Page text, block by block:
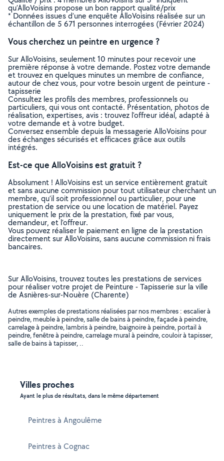
qu’AlloVoisins propose un bon rapport qualité/prix
* Données issues d’une enquête AlloVoisins réalisée sur un
échantillon de 5 671 personnes interrogées (Février 2024)
Vous cherchez un peintre en urgence ?
Sur AlloVoisins, seulement 10 minutes pour recevoir une
première réponse à votre demande. Postez votre demande
et trouvez en quelques minutes un membre de confiance,
autour de chez vous, pour votre besoin urgent de peinture -
tapisserie
Consultez les profils des membres, professionnels ou
particuliers, qui vous ont contacté. Présentation, photos de
réalisation, expertises, avis : trouvez l'offreur idéal, adapté à
votre demande et à votre budget.
Conversez ensemble depuis la messagerie AlloVoisins pour
des échanges sécurisés et efficaces grâce aux outils
intégrés.
Est-ce que AlloVoisins est gratuit ?
Absolument ! AlloVoisins est un service entièrement gratuit
et sans aucune commission pour tout utilisateur cherchant un
membre, qu’il soit professionnel ou particulier, pour une
prestation de service ou une location de matériel. Payez
uniquement le prix de la prestation, fixé par vous,
demandeur, et l’offreur.
Vous pouvez réaliser le paiement en ligne de la prestation
directement sur AlloVoisins, sans aucune commission ni frais
bancaires.
Sur AlloVoisins, trouvez toutes les prestations de services
pour réaliser votre projet de Peinture - Tapisserie sur la ville
de Asnières-sur-Nouère (Charente)
Autres exemples de prestations réalisées par nos membres : escalier à
peindre, meuble à peindre, salle de bains à peindre, façade à peindre,
carrelage à peindre, lambris à peindre, baignoire à peindre, portail à
peindre, fenêtre à peindre, carrelage mural à peindre, couloir à tapisser,
salle de bains à tapisser, ..
Villes proches
Ayant le plus de résultats, dans le même département
Peintres à Angoulême
Peintres à Cognac